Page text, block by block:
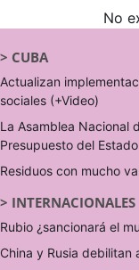
No
> CUBA
Actualizan
sociales (+Video)
La Asamblea Nacional
Presupuesto del
Residuos con mucho
> INTERNACIONALES
Rubio ¿sancionará el
China y Rusia debilitan